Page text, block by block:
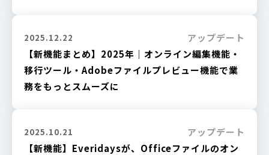
2025.12.22
アップデート
【新機能まとめ】2025年｜オンライン編集機能・
移行ツール・Adobeファイルプレビュー機能で業
務をもっとスムーズに
2025.10.21
アップデート
【新機能】Everidaysが、Officeファイルのオン